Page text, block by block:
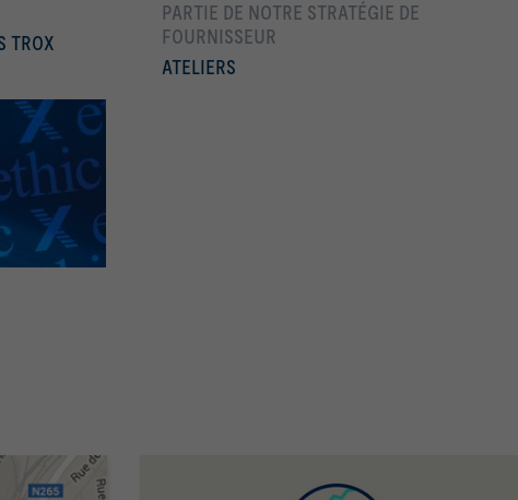
TROX
PARTIE DE NOTRE STRATÉGIE DE
FOURNISSEUR
ATELIERSEn savoir plus